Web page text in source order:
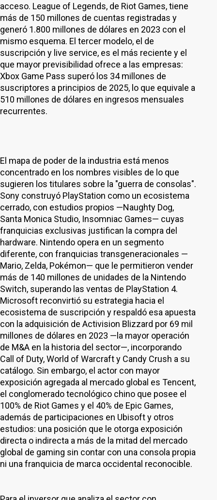
acceso. League of Legends, de Riot Games, tiene
más de 150 millones de cuentas registradas y
generó 1.800 millones de dólares en 2023 con el
mismo esquema. El tercer modelo, el de
suscripción y live service, es el más reciente y el
que mayor previsibilidad ofrece a las empresas:
Xbox Game Pass superó los 34 millones de
suscriptores a principios de 2025, lo que equivale a
510 millones de dólares en ingresos mensuales
recurrentes.
El mapa de poder de la industria está menos
concentrado en los nombres visibles de lo que
sugieren los titulares sobre la "guerra de consolas".
Sony construyó PlayStation como un ecosistema
cerrado, con estudios propios —Naughty Dog,
Santa Monica Studio, Insomniac Games— cuyas
franquicias exclusivas justifican la compra del
hardware. Nintendo opera en un segmento
diferente, con franquicias transgeneracionales —
Mario, Zelda, Pokémon— que le permitieron vender
más de 140 millones de unidades de la Nintendo
Switch, superando las ventas de PlayStation 4.
Microsoft reconvirtió su estrategia hacia el
ecosistema de suscripción y respaldó esa apuesta
con la adquisición de Activision Blizzard por 69 mil
millones de dólares en 2023 —la mayor operación
de M&A en la historia del sector—, incorporando
Call of Duty, World of Warcraft y Candy Crush a su
catálogo. Sin embargo, el actor con mayor
exposición agregada al mercado global es Tencent,
el conglomerado tecnológico chino que posee el
100% de Riot Games y el 40% de Epic Games,
además de participaciones en Ubisoft y otros
estudios: una posición que le otorga exposición
directa o indirecta a más de la mitad del mercado
global de gaming sin contar con una consola propia
ni una franquicia de marca occidental reconocible.